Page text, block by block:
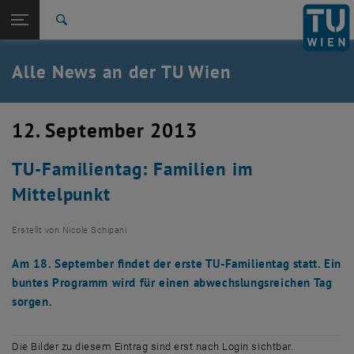
TU Login
Quicklinks
Quicklinks-Menü umschalten
Studium
Karriere
Zurück: Subseiten von TU Wien Startseite auflisten
Zurück zur letzten Ebene:
TU Wien Startseite
Übersicht
Alle News an der TU Wien
12. September 2013
TU-Familientag: Familien im
Mittelpunkt
Erstellt von Nicole Schipani
Am 18. September findet der erste TU-Familientag statt. Ein
buntes Programm wird für einen abwechslungsreichen Tag
sorgen.
Die Bilder zu diesem Eintrag sind erst nach Login sichtbar.